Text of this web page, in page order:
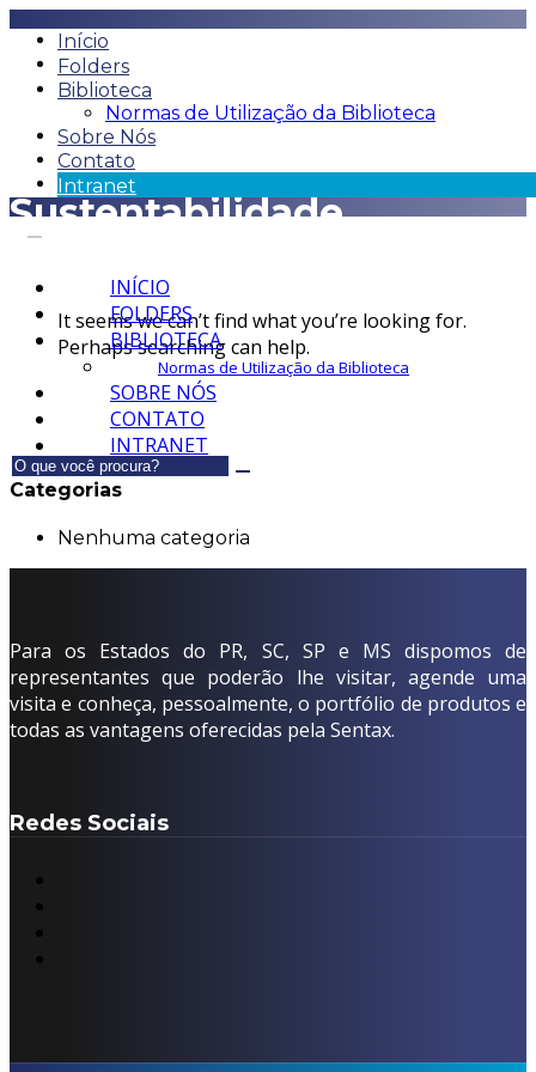
Início
Folders
Biblioteca
Normas de Utilização da Biblioteca
Sobre Nós
Contato
Intranet
INÍCIO
FOLDERS
BIBLIOTECA
Normas de Utilização da Biblioteca
SOBRE NÓS
CONTATO
INTRANET
Sustentabilidade
It seems we can’t find what you’re looking for.
Perhaps searching can help.
Categorias
Nenhuma categoria
Para os Estados do PR, SC, SP e MS dispomos de
representantes que poderão lhe visitar, agende uma
visita e conheça, pessoalmente, o portfólio de produtos e
todas as vantagens oferecidas pela Sentax.
Redes Sociais